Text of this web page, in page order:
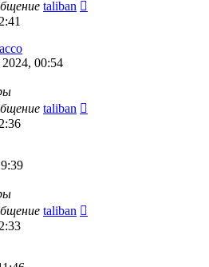
taliban
00:54
taliban
taliban